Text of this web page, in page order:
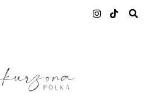
from Google to deliver its
usage statistics, and
abuse.
MORE